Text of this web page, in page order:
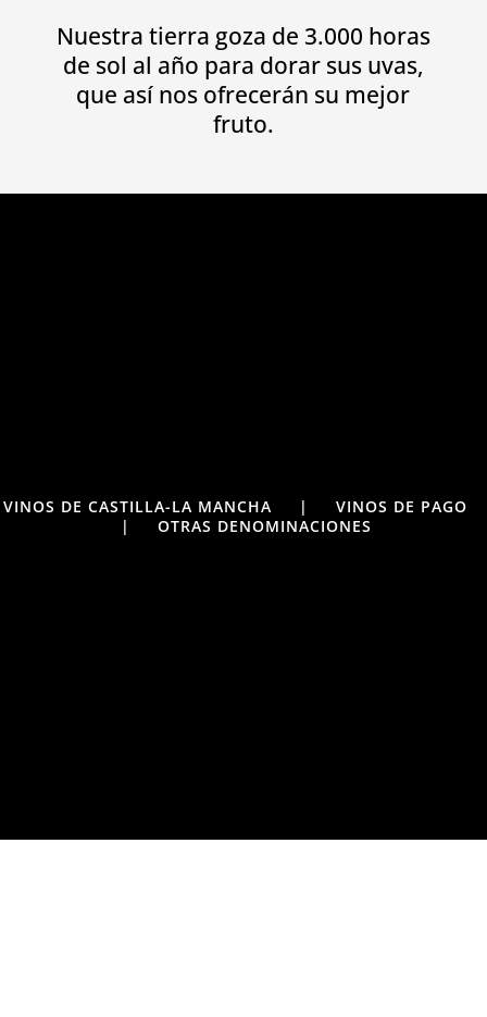
Nuestra tierra goza de 3.000 horas
de sol al año para dorar sus uvas,
que así nos ofrecerán su mejor
fruto.
VINOS DE CASTILLA-LA MANCHA | VINOS DE PAGO
| OTRAS DENOMINACIONES